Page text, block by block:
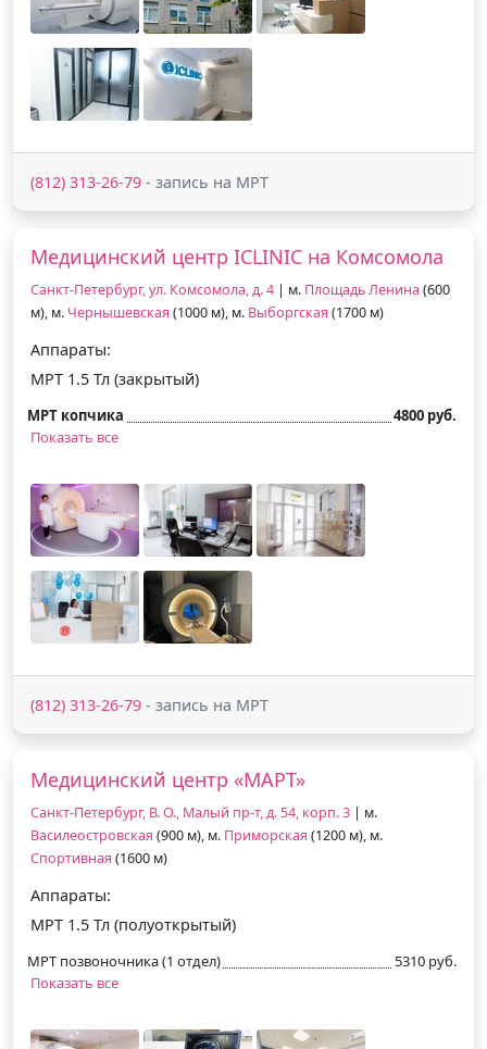
(812) 313-26-79 - запись на МРТ
Медицинский центр ICLINIC на Комсомола
Санкт-Петербург, ул. Комсомола, д. 4 | м. Площадь Ленина (600
м), м. Чернышевская (1000 м), м. Выборгская (1700 м)
Аппараты:
МРТ 1.5 Тл (закрытый)
МРТ копчика
4800 руб.
Показать все
(812) 313-26-79 - запись на МРТ
Медицинский центр «МАРТ»
Санкт-Петербург, В. О., Малый пр-т, д. 54, корп. 3 | м.
Василеостровская (900 м), м. Приморская (1200 м), м.
Спортивная (1600 м)
Аппараты:
МРТ 1.5 Тл (полуоткрытый)
МРТ позвоночника (1 отдел)
5310 руб.
Показать все